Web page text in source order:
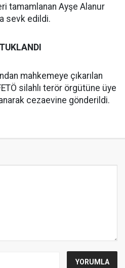
tamamlanan Ayşe Alanur
sevk edildi.
mahkemeye çıkarılan
silahlı terör örgütüne üye
cezaevine gönderildi.